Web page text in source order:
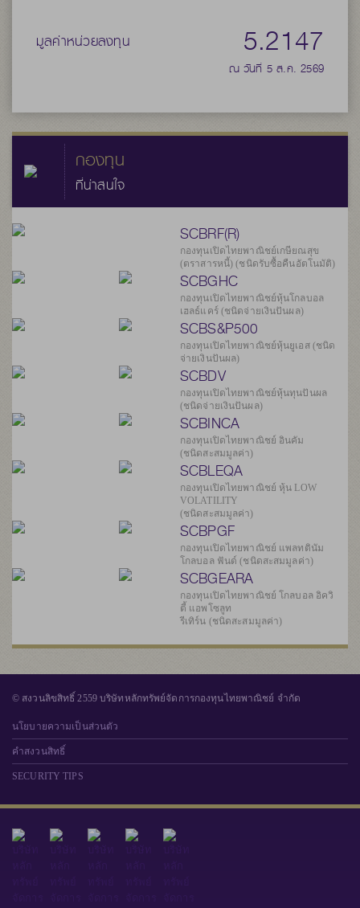
มูลค่าหน่วยลงทุน 5.2147
ณ วันที่ 5 ส.ค. 2569
กองทุน
ที่น่าสนใจ
SCBRF(R)
กองทุนเปิดไทยพาณิชย์เกษียณสุข
(ตราสารหนี้) (ชนิดรับซื้อคืนอัตโนมัติ)
SCBGHC
กองทุนเปิดไทยพาณิชย์หุ้นโกลบอล
เฮลธ์แคร์ (ชนิดจ่ายเงินปันผล)
SCBS&P500
กองทุนเปิดไทยพาณิชย์หุ้นยูเอส (ชนิด
จ่ายเงินปันผล)
SCBDV
กองทุนเปิดไทยพาณิชย์หุ้นทุนปันผล
(ชนิดจ่ายเงินปันผล)
SCBINCA
กองทุนเปิดไทยพาณิชย์ อินคัม
(ชนิดสะสมมูลค่า)
SCBLEQA
กองทุนเปิดไทยพาณิชย์ หุ้น LOW
VOLATILITY
(ชนิดสะสมมูลค่า)
SCBPGF
กองทุนเปิดไทยพาณิชย์ แพลทตินัม
โกลบอล ฟันด์ (ชนิดสะสมมูลค่า)
SCBGEARA
กองทุนเปิดไทยพาณิชย์ โกลบอล อิควิ
ตี้ แอพโซลูท
รีเทิร์น (ชนิดสะสมมูลค่า)
© สงวนลิขสิทธิ์ 2559 บริษัทหลักทรัพย์จัดการกองทุนไทยพาณิชย์ จำกัด
นโยบายความเป็นส่วนตัว
คำสงวนสิทธิ์
SECURITY TIPS